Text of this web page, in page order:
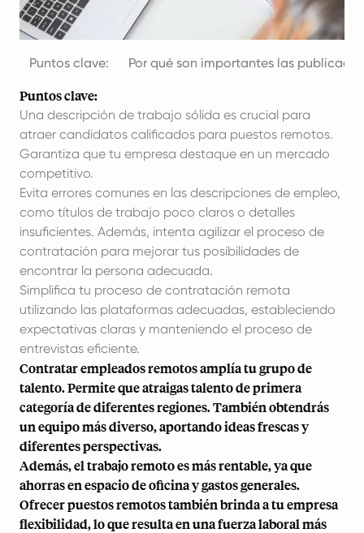
Puntos clave: Por qué son importantes las
Puntos clave:
Una descripción de trabajo sólida es crucial para
atraer candidatos calificados para puestos remotos.
Garantiza que tu empresa destaque en un mercado
competitivo.
Evita errores comunes en las descripciones de empleo,
como títulos de trabajo poco claros o detalles
insuficientes. Además, intenta agilizar el proceso de
contratación para mejorar tus posibilidades de
encontrar la persona adecuada.
Simplifica tu proceso de contratación remota
utilizando las plataformas adecuadas, estableciendo
expectativas claras y manteniendo el proceso de
entrevistas eficiente.
Contratar empleados remotos amplía tu grupo de
talento. Permite queatraigas talento de primera
categoríade diferentes regiones. También obtendrás
un equipo más diverso, aportando ideas frescas y
diferentes perspectivas.
Además, el trabajo remoto es más rentable, ya que
ahorras en espacio de oficina y gastos generales.
Ofrecer puestos remotos también brinda a tu empresa
flexibilidad, lo que resulta en una fuerza laboral más